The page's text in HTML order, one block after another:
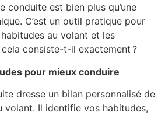
conduite est bien plus qu’une
C’est un outil pratique pour
au volant et les
consiste-t-il exactement ?
pour mieux conduire
dresse un bilan personnalisé de
Il identifie vos habitudes,